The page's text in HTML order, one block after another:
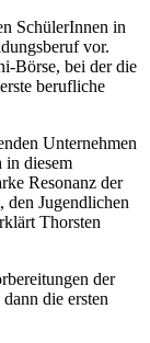
SchülerInnen in
vor.
Börse, bei der die
berufliche
Unternehmen
in diesem
Resonanz der
den Jugendlichen
Thorsten
der
die ersten